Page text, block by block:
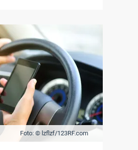
Foto: © lzflzf/123RF.com